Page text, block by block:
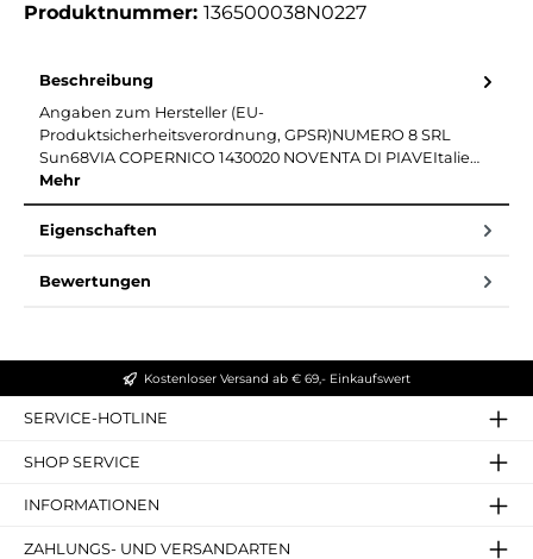
Produktnummer: 136500038N0227
Beschreibung
Angaben zum Hersteller (EU-
Produktsicherheitsverordnung, GPSR)NUMERO 8 SRL
Sun68VIA COPERNICO 1430020 NOVENTA DI PIAVEItalie…
Mehr
Eigenschaften
Bewertungen
Kostenloser Versand ab € 69,- Einkaufswert
SERVICE-HOTLINE
SHOP SERVICE
INFORMATIONEN
ZAHLUNGS- UND VERSANDARTEN